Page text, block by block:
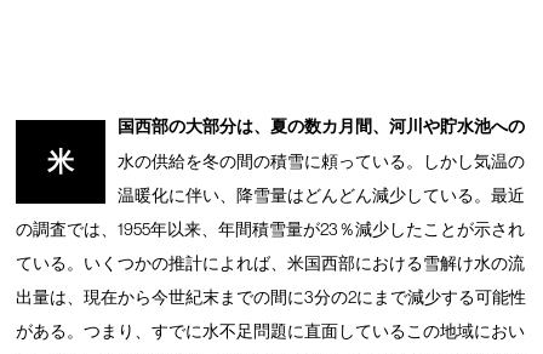
米
国西部の大部分は、夏の数カ月間、河川や貯水池への
水の供給を冬の間の積雪に頼っている。しかし気温の
温暖化に伴い、降雪量はどんどん減少している。最近
の調査では、1955年以来、年間積雪量が23％減少したことが示され
ている。いくつかの推計によれば、米国西部における雪解け水の流
出量は、現在から今世紀末までの間に3分の2にまで減少する可能性
がある。つまり、すでに水不足問題に直面しているこの地域におい